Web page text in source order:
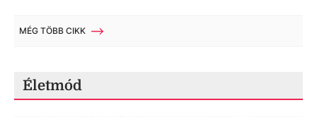
MÉG TÖBB CIKK
Életmód